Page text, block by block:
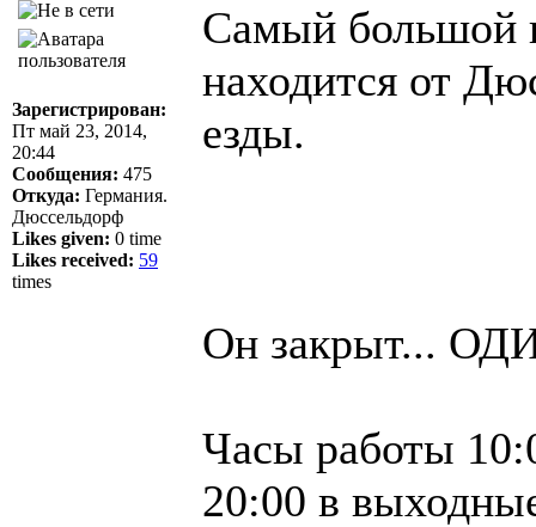
Зарегистрирован:
Пт май 23, 2014,
20:44
Сообщения: 475
Откуда: Германия.
Дюссельдорф
Likes given: 0 time
Likes received: 59
times
Са­мый боль­шой
находится от
езды.
Он зак­рыт...
Ча­сы ра­боты
20:00 в